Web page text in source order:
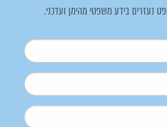
נעזרים בידע משפטי מהימן ועדכני.